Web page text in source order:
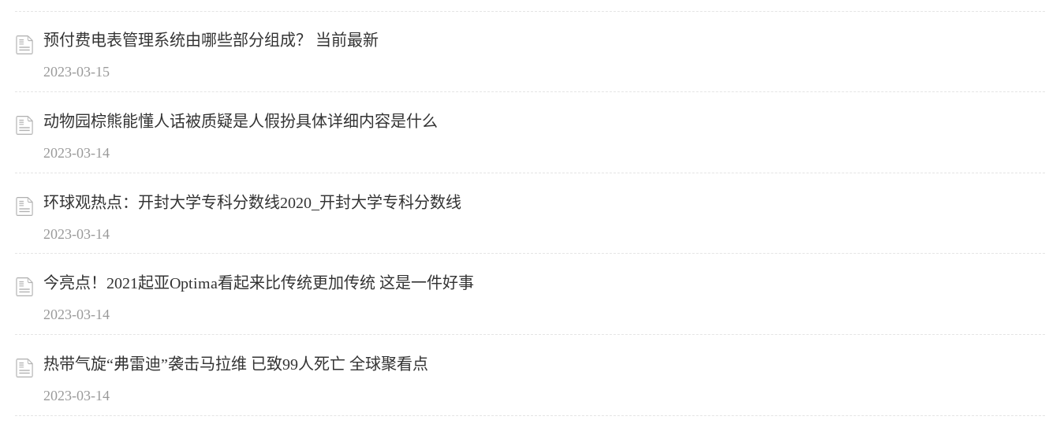
预付费电表管理系统由哪些部分组成？ 当前最新
2023-03-15
动物园棕熊能懂人话被质疑是人假扮具体详细内容是什么
2023-03-14
环球观热点：开封大学专科分数线2020_开封大学专科分数线
2023-03-14
今亮点！2021起亚Optima看起来比传统更加传统 这是一件好事
2023-03-14
热带气旋“弗雷迪”袭击马拉维 已致99人死亡 全球聚看点
2023-03-14